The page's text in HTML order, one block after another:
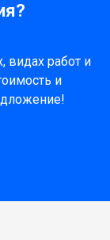
видах работ и
и